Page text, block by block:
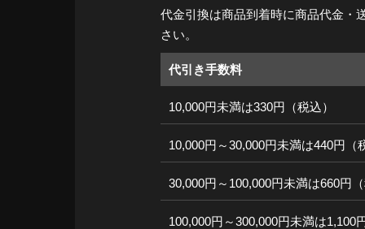
代金引換は商品到着時に商品代金・
さい。
代引き手数料
10,000円未満は330円（税込）
10,000円～30,000円未満は440円（
30,000円～100,000円未満は660円
100,000円～300,000円未満は1,100